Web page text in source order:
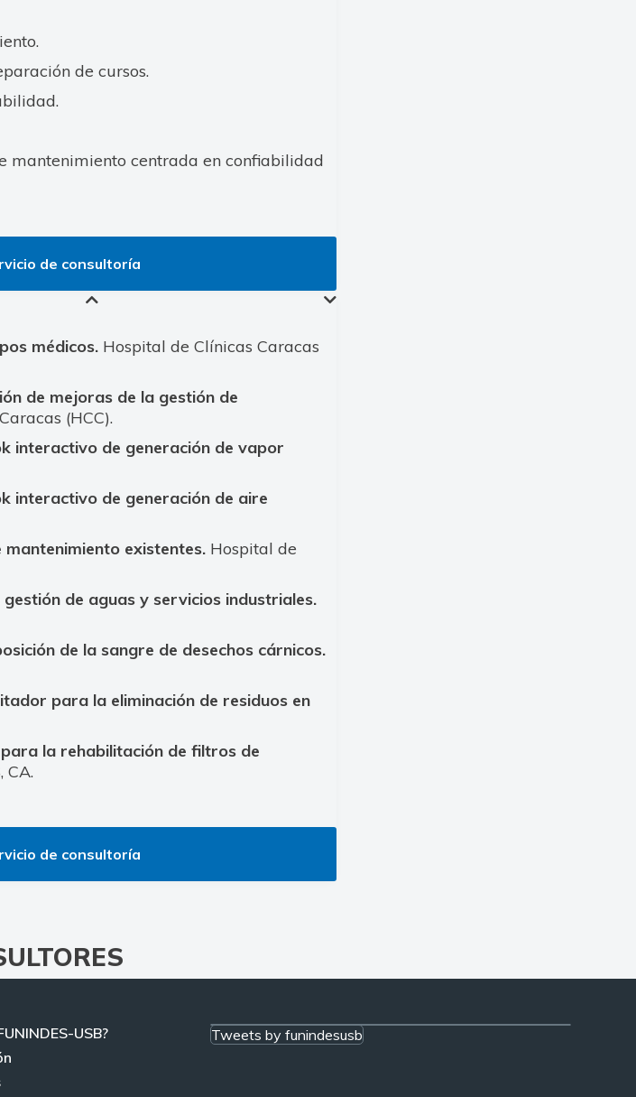
de cursos.
mantenimiento centrada en confiabilidad
de consultoría
médicos. Hospital de Clínicas Caracas
de mejoras de la gestión de
(HCC).
interactivo de generación de vapor
interactivo de generación de aire
mantenimiento existentes. Hospital de
de aguas y servicios industriales.
de la sangre de desechos cárnicos.
para la eliminación de residuos en
la rehabilitación de filtros de
CA.
de consultoría
USB?
Tweets by funindesusb